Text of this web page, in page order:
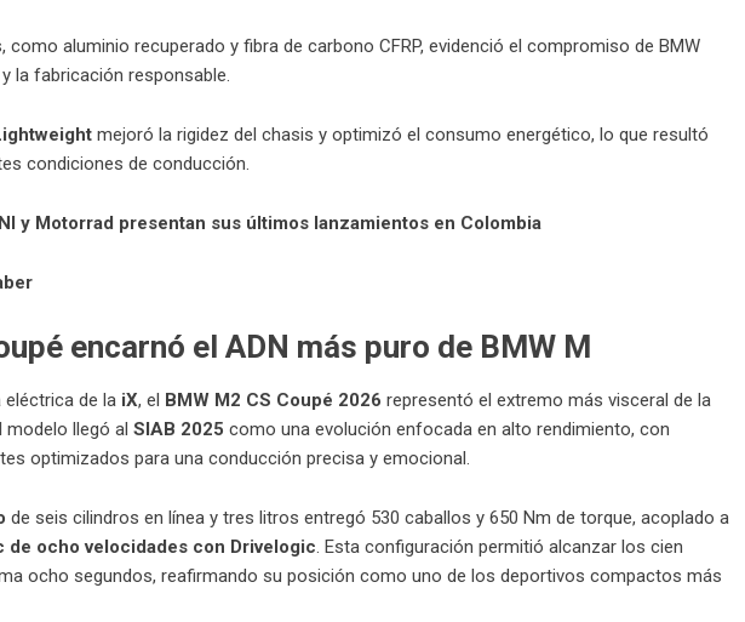
como aluminio recuperado y fibra de carbono CFRP, evidenció el compromiso de BMW
la fabricación responsable.
mejoró la rigidez del chasis y optimizó el consumo energético, lo que resultó
condiciones de conducción.
y Motorrad presentan sus últimos lanzamientos en Colombia
encarnó el ADN más puro de BMW M
de la iX, el BMW M2 CS Coupé 2026 representó el extremo más visceral de la
modelo llegó al SIAB 2025 como una evolución enfocada en alto rendimiento, con
optimizados para una conducción precisa y emocional.
de seis cilindros en línea y tres litros entregó 530 caballos y 650 Nm de torque, acoplado a
ocho velocidades con Drivelogic. Esta configuración permitió alcanzar los cien
ocho segundos, reafirmando su posición como uno de los deportivos compactos más